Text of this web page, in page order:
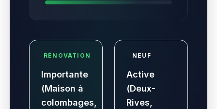
RÉNOVATION
Importante
(Maison à
colombages,
NEUF
Active
(Deux-
Rives,